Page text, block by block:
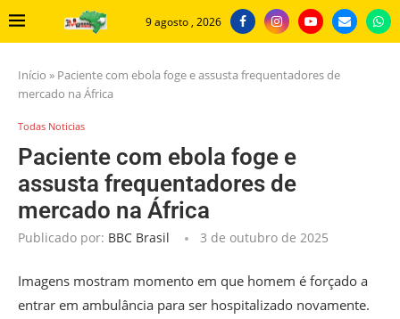
9 agosto , 2026
Início » Paciente com ebola foge e assusta frequentadores de
mercado na África
Todas Noticias
Paciente com ebola foge e
assusta frequentadores de
mercado na África
Publicado por: BBC Brasil 3 de outubro de 2025
Imagens mostram momento em que homem é forçado a
entrar em ambulância para ser hospitalizado novamente.